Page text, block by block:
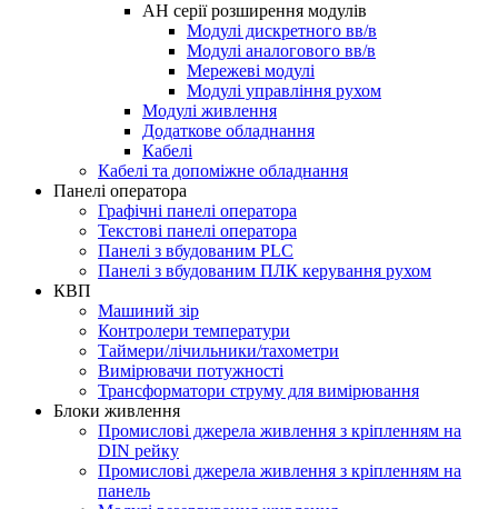
AH серії розширення модулів
Модулі дискретного вв/в
Модулі аналогового вв/в
Мережеві модулі
Модулі управління рухом
Модулі живлення
Додаткове обладнання
Кабелі
Кабелі та допоміжне обладнання
Панелі оператора
Графічні панелі оператора
Текстові панелі оператора
Панелі з вбудованим PLC
Панелі з вбудованим ПЛК керування рухом
КВП
Машиний зір
Контролери температури
Таймери/лічильники/тахометри
Вимірювачи потужності
Трансформатори струму для вимірювання
Блоки живлення
Промислові джерела живлення з кріпленням на
DIN рейку
Промислові джерела живлення з кріпленням на
панель